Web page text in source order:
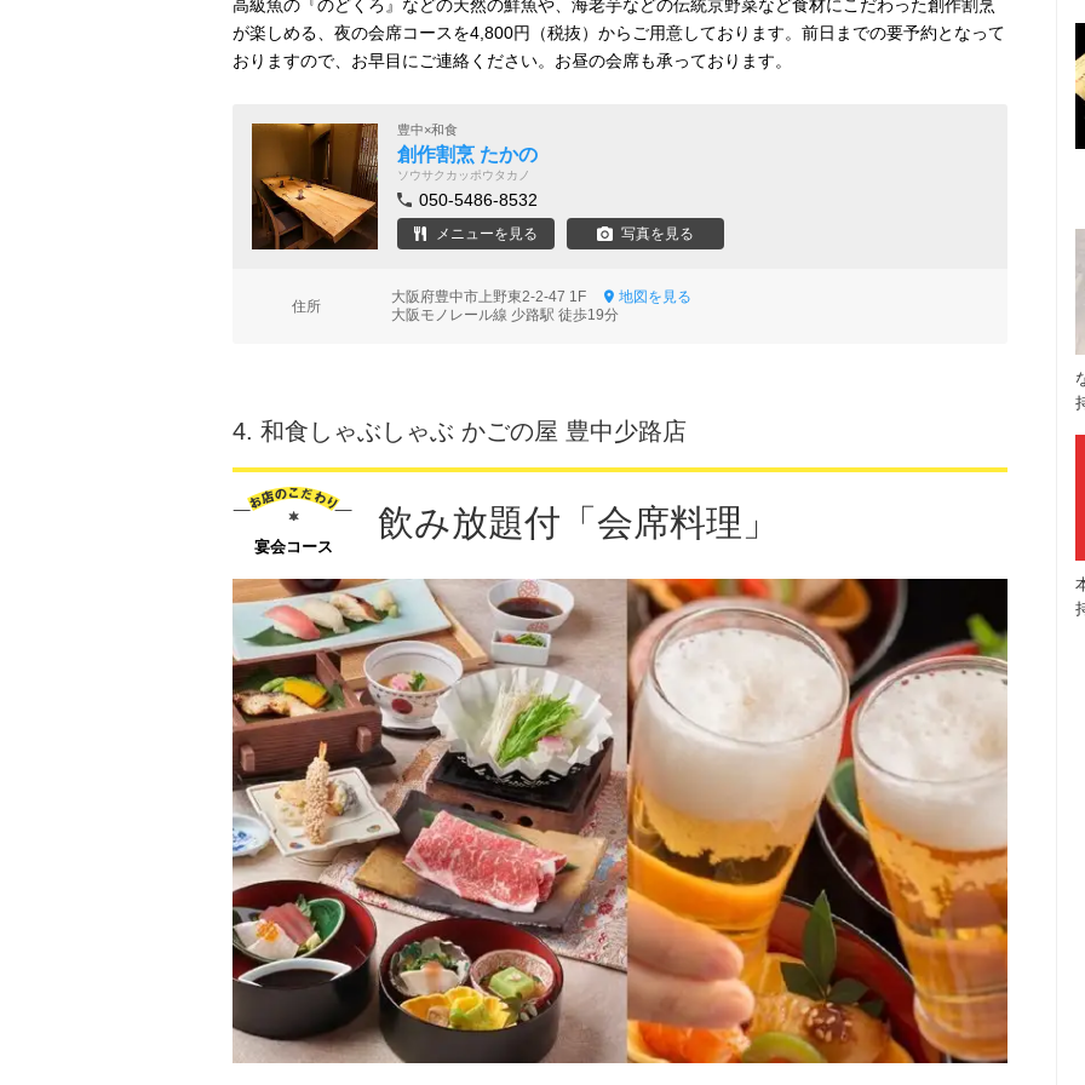
高級魚の『のどくろ』などの天然の鮮魚や、海老芋などの伝統京野菜など食材にこだわった創作割烹
が楽しめる、夜の会席コースを4,800円（税抜）からご用意しております。前日までの要予約となって
おりますので、お早目にご連絡ください。お昼の会席も承っております。
豊中×和食
創作割烹 たかの
ソウサクカッポウタカノ
050-5486-8532
メニューを見る 写真を見る
住所
大阪府豊中市上野東2-2-47 1F
地図を見る
大阪モノレール線 少路駅 徒歩19分
4. 和食しゃぶしゃぶ かごの屋 豊中少路店
宴会コース
飲み放題付「会席料理」